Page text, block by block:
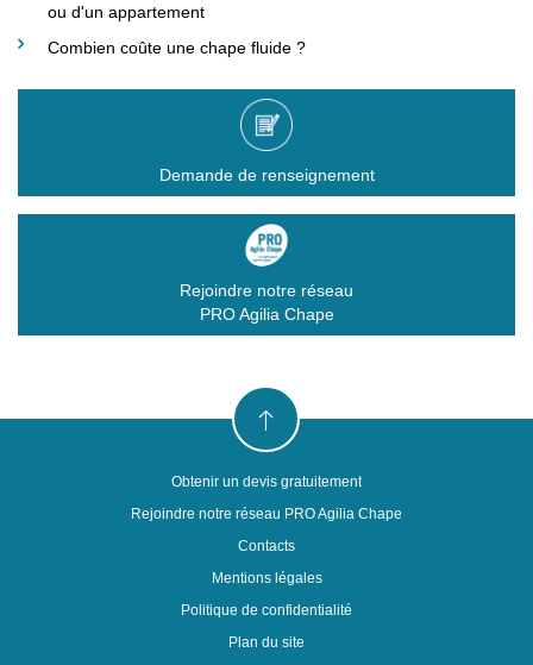
ou d'un appartement
Combien coûte une chape fluide ?
Demande de renseignement
Rejoindre notre réseau
PRO Agilia Chape
Obtenir un devis gratuitement
Rejoindre notre réseau PRO Agilia Chape
Contacts
Mentions légales
Politique de confidentialité
Plan du site